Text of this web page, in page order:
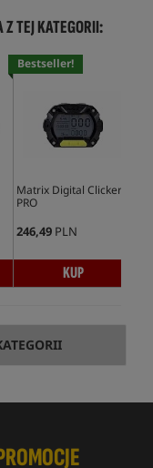
Z TEJ KATEGORII:
Bestseller!
Matrix Digital Clicker
PRO
246,49 PLN
KUP